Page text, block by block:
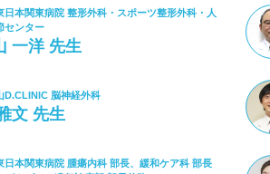
日本関東病院 整形外科・スポーツ整形外科・人
センター
一洋 先生
D.CLINIC 脳神経外科
文 先生
日本関東病院 腫瘍内科 部長、緩和ケア科 部長